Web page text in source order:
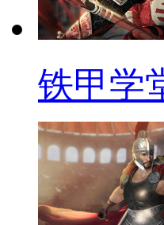
铁甲学